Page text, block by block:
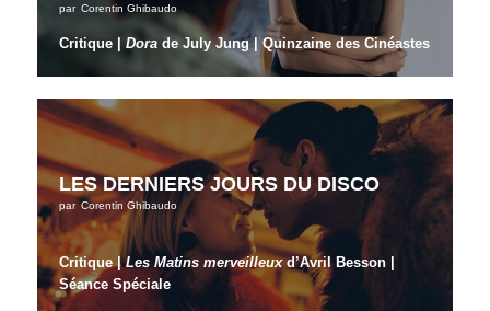
par Corentin Ghibaudo
Critique |Dora de July Jung | Quinzaine des Cinéastes
LES DERNIERS JOURS DU DISCO
par Corentin Ghibaudo
Critique |Les Matins merveilleuxd’Avril Besson |
Séance Spéciale